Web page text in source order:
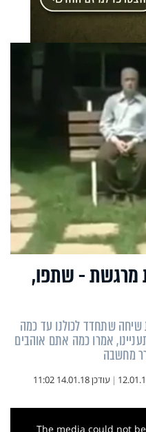
מרגשת - שתפו,
שתחדד לכולנו עד כמה
אמרו כמה אתם אוהבים
מחשבה
| עודכן14.01.18 11:02
This
The media could not